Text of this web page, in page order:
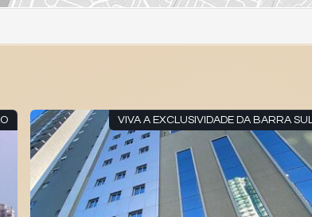
VIVA A EXCLUSIVIDADE DA BARRA SUL.